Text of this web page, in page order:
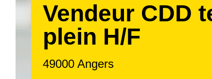
Vendeur CDD
plein H/F
49000 Angers